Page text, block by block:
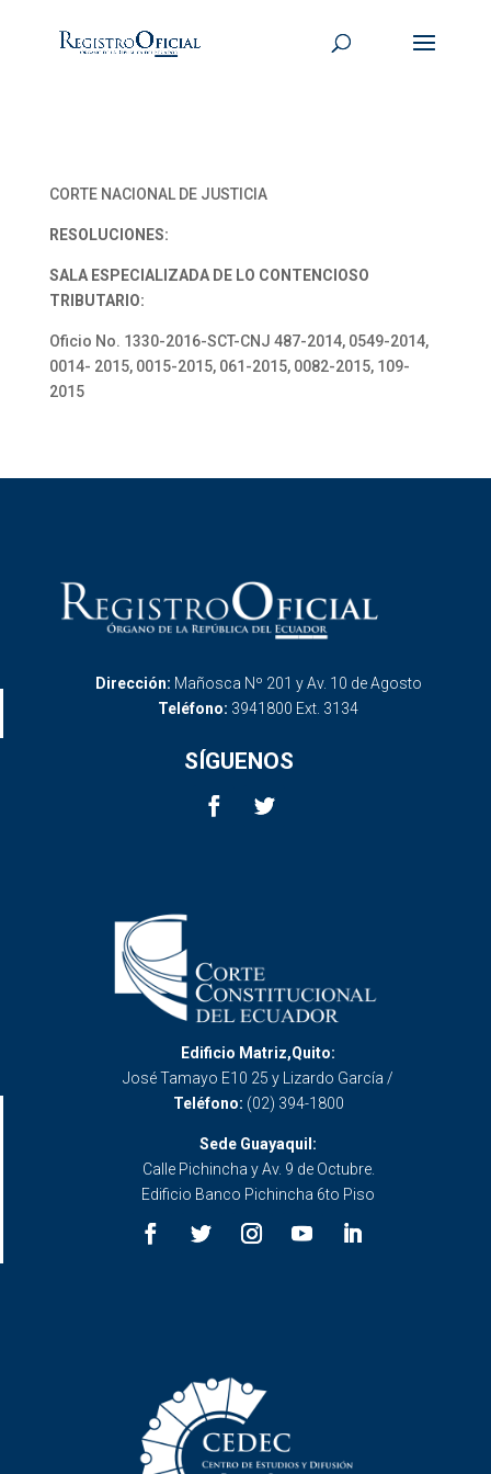
CORTE NACIONAL DE JUSTICIA
RESOLUCIONES:
SALA ESPECIALIZADA DE LO CONTENCIOSO
TRIBUTARIO:
Oficio No. 1330-2016-SCT-CNJ 487-2014, 0549-2014,
0014- 2015, 0015-2015, 061-2015, 0082-2015, 109-
2015
Dirección: Mañosca Nº 201 y Av. 10 de Agosto
Teléfono: 3941800 Ext. 3134
SÍGUENOS
Edificio Matriz,Quito:
José Tamayo E10 25 y Lizardo García /
Teléfono: (02) 394-1800
Sede Guayaquil:
Calle Pichincha y Av. 9 de Octubre.
Edificio Banco Pichincha 6to Piso